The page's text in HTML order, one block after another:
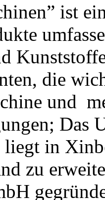
ist
die
und
Das
liegt in
zu